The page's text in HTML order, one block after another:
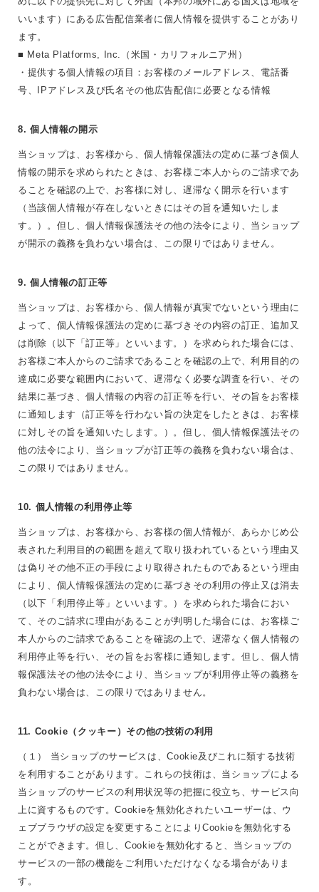
いいます）にある広告配信業者に個人情報を提供することがあり
ます。
■ Meta Platforms, Inc.（米国・カリフォルニア州）
・提供する個人情報の項目：お客様のメールアドレス、電話番
号、IPアドレス及び氏名その他広告配信に必要となる情報
8. 個人情報の開示
当ショップは、お客様から、個人情報保護法の定めに基づき個人
情報の開示を求められたときは、お客様ご本人からのご請求であ
ることを確認の上で、お客様に対し、遅滞なく開示を行います
（当該個人情報が存在しないときにはその旨を通知いたしま
す。）。但し、個人情報保護法その他の法令により、当ショップ
が開示の義務を負わない場合は、この限りではありません。
9. 個人情報の訂正等
当ショップは、お客様から、個人情報が真実でないという理由に
よって、個人情報保護法の定めに基づきその内容の訂正、追加又
は削除（以下「訂正等」といいます。）を求められた場合には、
お客様ご本人からのご請求であることを確認の上で、利用目的の
達成に必要な範囲内において、遅滞なく必要な調査を行い、その
結果に基づき、個人情報の内容の訂正等を行い、その旨をお客様
に通知します（訂正等を行わない旨の決定をしたときは、お客様
に対しその旨を通知いたします。）。但し、個人情報保護法その
他の法令により、当ショップが訂正等の義務を負わない場合は、
この限りではありません。
10. 個人情報の利用停止等
当ショップは、お客様から、お客様の個人情報が、あらかじめ公
表された利用目的の範囲を超えて取り扱われているという理由又
は偽りその他不正の手段により取得されたものであるという理由
により、個人情報保護法の定めに基づきその利用の停止又は消去
（以下「利用停止等」といいます。）を求められた場合におい
て、そのご請求に理由があることが判明した場合には、お客様ご
本人からのご請求であることを確認の上で、遅滞なく個人情報の
利用停止等を行い、その旨をお客様に通知します。但し、個人情
報保護法その他の法令により、当ショップが利用停止等の義務を
負わない場合は、この限りではありません。
11. Cookie（クッキー）その他の技術の利用
（１） 当ショップのサービスは、Cookie及びこれに類する技術
を利用することがあります。これらの技術は、当ショップによる
当ショップのサービスの利用状況等の把握に役立ち、サービス向
上に資するものです。Cookieを無効化されたいユーザーは、ウ
ェブブラウザの設定を変更することによりCookieを無効化する
ことができます。但し、Cookieを無効化すると、当ショップの
サービスの一部の機能をご利用いただけなくなる場合がありま
す。